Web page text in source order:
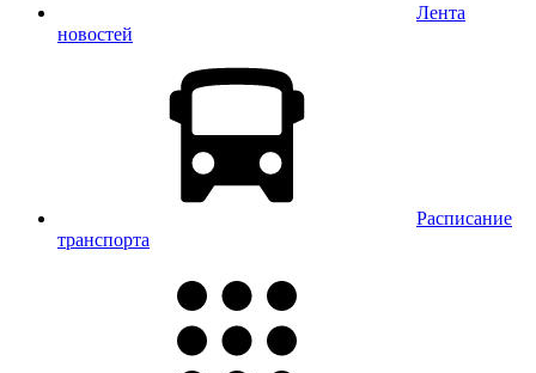
Лента
новостей
Расписание
транспорта